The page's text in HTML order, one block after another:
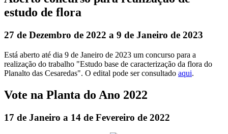
estudo de flora
27 de Dezembro de 2022 a 9 de Janeiro de 2023
Está aberto até dia 9 de Janeiro de 2023 um concurso para a
realização do trabalho "Estudo base de caracterização da flora do
Planalto das Cesaredas". O edital pode ser consultado aqui.
Vote na Planta do Ano 2022
17 de Janeiro a 14 de Fevereiro de 2022